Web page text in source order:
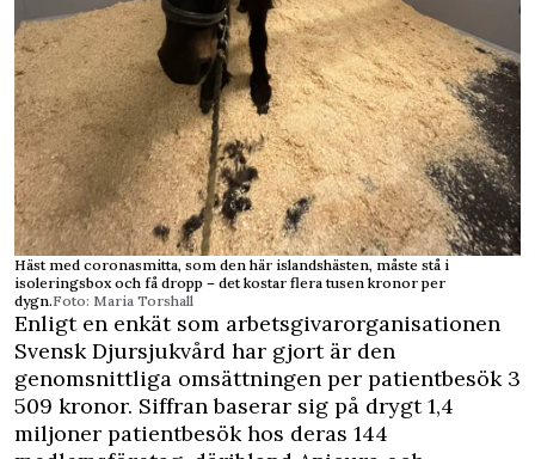
Häst med coronasmitta, som den här islandshästen, måste stå i
isoleringsbox och få dropp – det kostar flera tusen kronor per
dygn.Foto: Maria Torshall
Enligt en enkät som arbetsgivarorganisationen
Svensk Djursjukvård har gjort är den
genomsnittliga omsättningen per patientbesök 3
509 kronor. Siffran baserar sig på drygt 1,4
miljoner patientbesök hos deras 144